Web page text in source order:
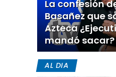
La confesión
Basañez que
Azteca
mandó sacar?
AL DIA